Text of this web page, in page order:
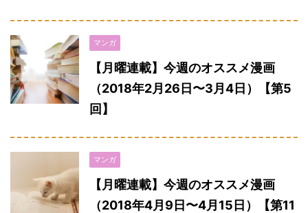
マンガ
【月曜連載】今週のオススメ漫画
（2018年2月26日〜3月4日）【第5
回】
マンガ
【月曜連載】今週のオススメ漫画
（2018年4月9日〜4月15日）【第11